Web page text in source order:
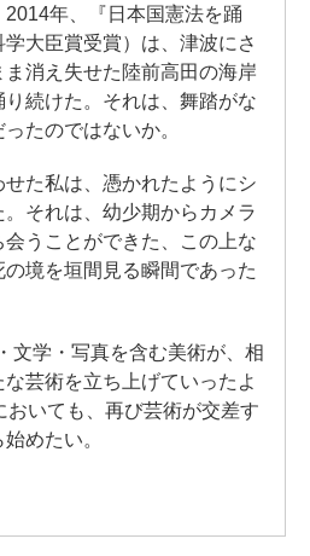
年、『日本国憲法を踊
大臣賞受賞）は、津波にさ
消え失せた陸前高田の海岸
続けた。それは、舞踏がな
たのではないか。
た私は、憑かれたようにシ
それは、幼少期からカメラ
うことができた、この上な
境を垣間見る瞬間であった
文学・写真を含む美術が、相
芸術を立ち上げていったよ
おいても、再び芸術が交差す
めたい。